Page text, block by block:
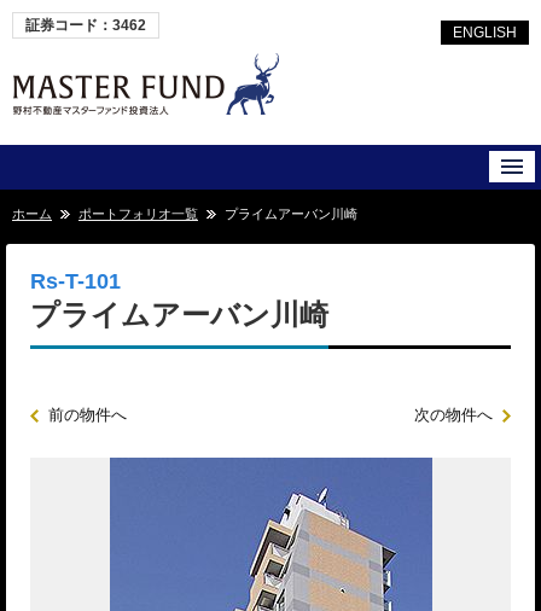
証券コード：3462 ENGLISH
ホーム ポートフォリオ一覧 プライムアーバン川崎
Rs-T-101
プライムアーバン川崎
前の物件へ 次の物件へ